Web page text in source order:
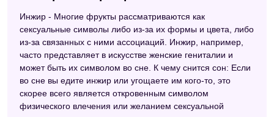
Инжир - Многие фрукты рассматриваются как
сексуальные символы либо из-за их формы и цвета, либо
из-за связанных с ними ассоциаций. Инжир, например,
часто представляет в искусстве женские гениталии и
может быть их символом во сне. К чему снится сон: Если
во сне вы едите инжир или угощаете им кого-то, это
скорее всего является откровенным символом
физического влечения или желанием сексуальной